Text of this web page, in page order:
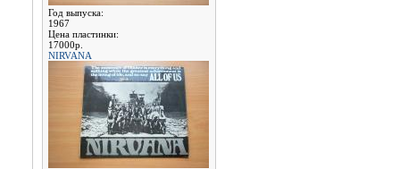
Год выпуска:
1967
Цена пластинки:
17000р.
NIRVANA